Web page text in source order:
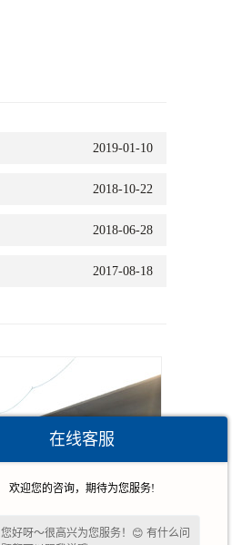
2019-01-10
2018-10-22
2018-06-28
2017-08-18
在线客服
欢迎您的咨询，期待为您服务!
您好呀～很高兴为您服务！😊 有什么问